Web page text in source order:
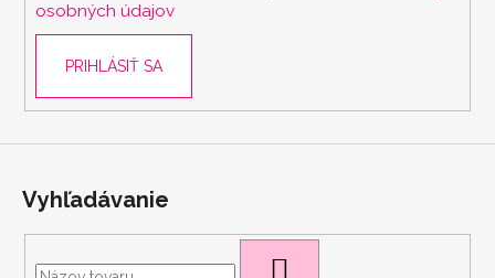
osobných údajov
PRIHLÁSIŤ SA
Vyhľadávanie